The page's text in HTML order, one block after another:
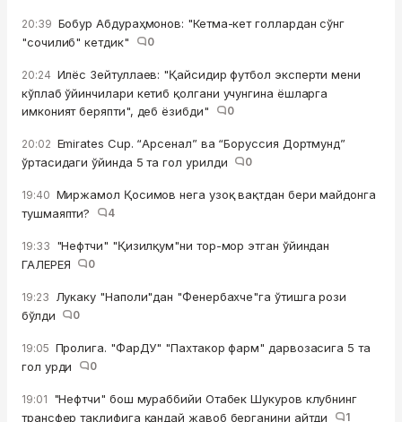
20:39 Бобур Абдураҳмонов: "Кетма-кет голлардан сўнг
"сочилиб" кетдик"
0
20:24 Илёс Зейтуллаев: "Қайсидир футбол эксперти мени
кўплаб ўйинчилари кетиб қолгани учунгина ёшларга
имконият беряпти", деб ёзибди"
0
20:02 Emirates Cup. “Арсенал” ва “Боруссия Дортмунд”
ўртасидаги ўйинда 5 та гол урилди
0
19:40 Миржамол Қосимов нега узоқ вақтдан бери майдонга
тушмаяпти?
4
19:33 "Нефтчи" "Қизилқум"ни тор-мор этган ўйиндан
ГАЛЕРЕЯ
0
19:23 Лукаку "Наполи"дан "Фенербахче"га ўтишга рози
бўлди
0
19:05 Пролига. "ФарДУ" "Пахтакор фарм" дарвозасига 5 та
гол урди
0
19:01 "Нефтчи" бош мураббийи Отабек Шукуров клубнинг
трансфер таклифига қандай жавоб берганини айтди
1